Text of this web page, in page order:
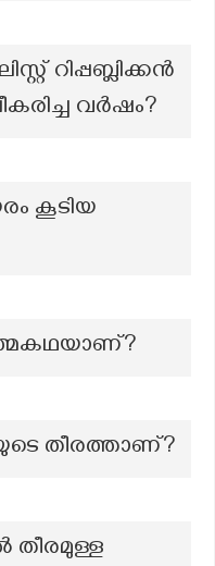
റിപ്പബ്ലിക്കൻ
വർഷം?
കൂടിയ
തീരത്താണ്?